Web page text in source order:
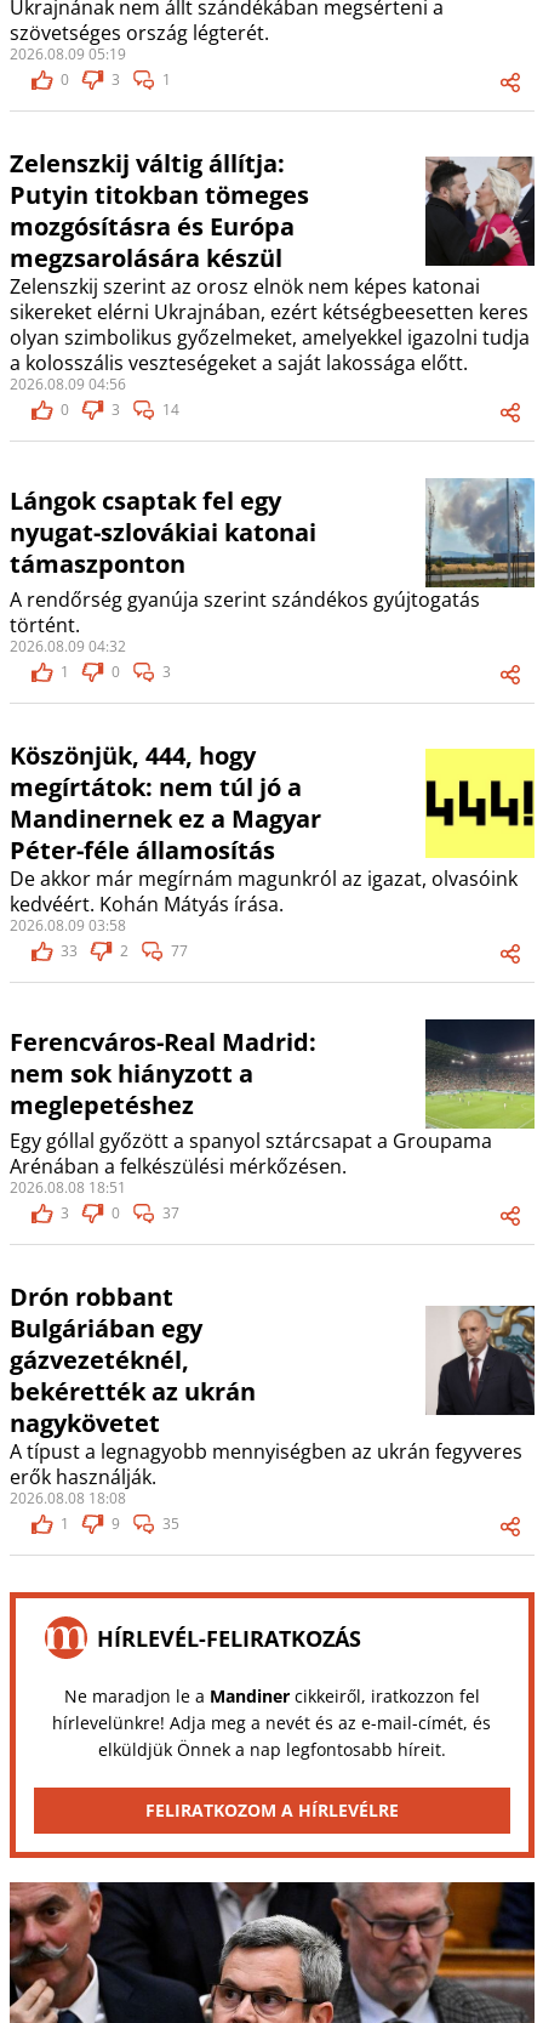
Ukrajnának nem állt szándékában megsérteni a
szövetséges ország légterét.
2026.08.09 05:19
0
3 1
Zelenszkij váltig állítja:
Putyin titokban tömeges
mozgósításra és Európa
megzsarolására készül
Zelenszkij szerint az orosz elnök nem képes katonai
sikereket elérni Ukrajnában, ezért kétségbeesetten keres
olyan szimbolikus győzelmeket, amelyekkel igazolni tudja
a kolosszális veszteségeket a saját lakossága előtt.
2026.08.09 04:56
0
3 14
Lángok csaptak fel egy
nyugat-szlovákiai katonai
támaszponton
A rendőrség gyanúja szerint szándékos gyújtogatás
történt.
2026.08.09 04:32
1
0 3
Köszönjük, 444, hogy
megírtátok: nem túl jó a
Mandinernek ez a Magyar
Péter-féle államosítás
De akkor már megírnám magunkról az igazat, olvasóink
kedvéért. Kohán Mátyás írása.
2026.08.09 03:58
33
2 77
Ferencváros-Real Madrid:
nem sok hiányzott a
meglepetéshez
Egy góllal győzött a spanyol sztárcsapat a Groupama
Arénában a felkészülési mérkőzésen.
2026.08.08 18:51
3
0 37
Drón robbant
Bulgáriában egy
gázvezetéknél,
bekérették az ukrán
nagykövetet
A típust a legnagyobb mennyiségben az ukrán fegyveres
erők használják.
2026.08.08 18:08
1
9 35
HÍRLEVÉL-FELIRATKOZÁS
Ne maradjon le a Mandinercikkeiről, iratkozzon fel
hírlevelünkre! Adja meg a nevét és az e-mail-címét, és
elküldjük Önnek a nap legfontosabb híreit.
FELIRATKOZOM A HÍRLEVÉLRE